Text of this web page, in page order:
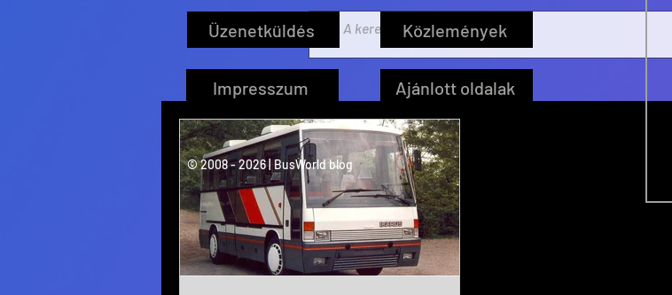
Üzenetküldés
Impresszum
Közlemények
Ajánlott oldalak
© 2008 - 2026 | BusWorld blog